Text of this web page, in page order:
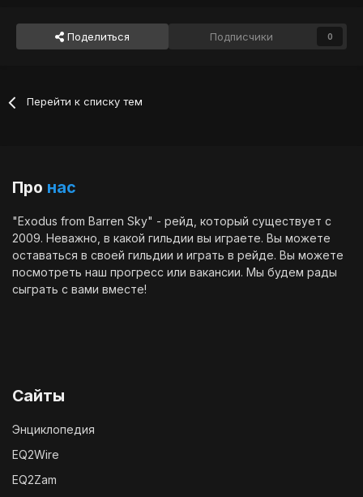
Поделиться Подписчики 0
Перейти к списку тем
Про нас
"Exodus from Barren Sky" - рейд, который существует с
2009. Неважно, в какой гильдии вы играете. Вы можете
оставаться в своей гильдии и играть в рейде. Вы можете
посмотреть наш прогресс или вакансии. Мы будем рады
сыграть с вами вместе!
Сайты
Энциклопедия
EQ2Wire
EQ2Zam